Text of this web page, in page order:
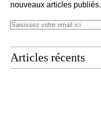
nouveaux articles publiés.
Articles récents